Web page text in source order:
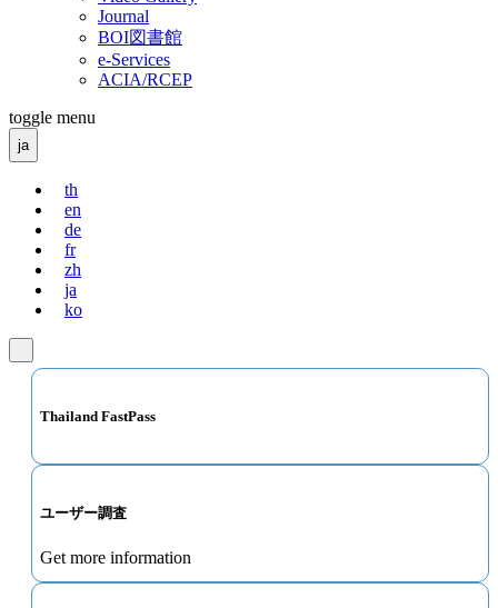
Journal
BOI図書館
e-Services
ACIA/RCEP
toggle menu
ja
th
en
de
fr
zh
ja
ko
Thailand FastPass
ユーザー調査
Get more information